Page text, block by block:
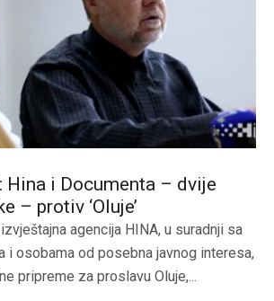
Hina i Documenta – dvije
– protiv ‘Oluje’
agencija HINA, u suradnji sa
i osobama od posebna javnog interesa,
pripreme za proslavu Oluje,...